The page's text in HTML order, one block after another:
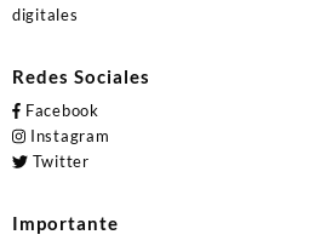
digitales
Redes Sociales
Facebook
Instagram
Twitter
Importante